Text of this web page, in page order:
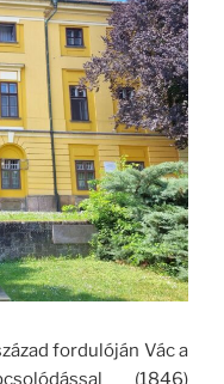
fordulóján Vác a